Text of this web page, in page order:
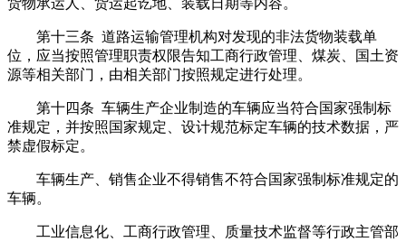
货物承运人、货运起讫地、装载日期等内容。
第十三条 道路运输管理机构对发现的非法货物装载单
位，应当按照管理职责权限告知工商行政管理、煤炭、国土资
源等相关部门，由相关部门按照规定进行处理。
第十四条 车辆生产企业制造的车辆应当符合国家强制标
准规定，并按照国家规定、设计规范标定车辆的技术数据，严
禁虚假标定。
车辆生产、销售企业不得销售不符合国家强制标准规定的
车辆。
工业信息化、工商行政管理、质量技术监督等行政主管部